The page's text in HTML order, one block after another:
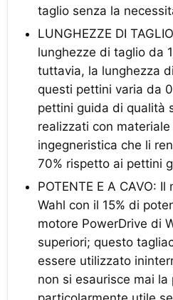
taglio senza la
LUNGHEZZE DI
lunghezze di taglio da
tuttavia, la lunghezza
questi pettini varia da
pettini guida di qualità
realizzati con
ingegneristica che li
70% rispetto ai pettini
POTENTE E A CAVO:
Wahl con il 15% di
motore PowerDrive di
superiori; questo
essere utilizzato
non si esaurisce mai la